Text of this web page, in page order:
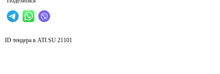
ID тендера в ATI.SU 21101